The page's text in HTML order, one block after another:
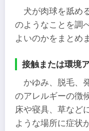
犬が肉球を舐め
のようなことを調
よいのかをまとめ
接触または環境
かゆみ、脱毛、
のアレルギーの徴
床や寝具、草など
ような場所に症状